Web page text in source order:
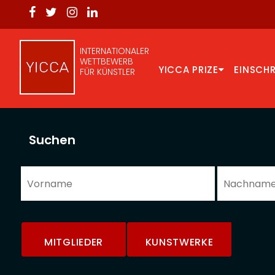
INTERNATIONALER
WETTBEWERB
FÜR KÜNSTLER
YICCA PRIZE
Suchen
MITGLIEDER KUNSTWERKE